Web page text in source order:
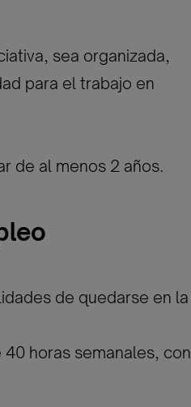
sea organizada,
para el trabajo en
de al menos 2 años.
de quedarse en la
horas semanales, con